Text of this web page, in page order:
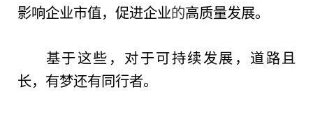
影响企业市值，促进企业的高质量发展。
基于这些，对于可持续发展，道路且
长，有梦还有同行者。